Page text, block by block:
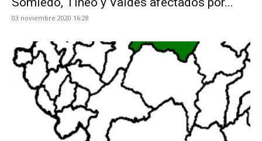
03 noviembre 2020 16:28